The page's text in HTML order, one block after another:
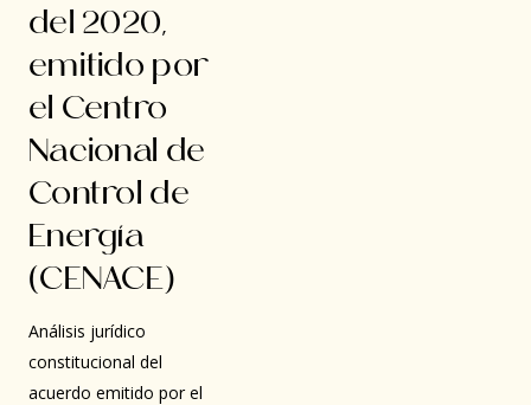
del 2020,
emitido por
el Centro
Nacional de
Control de
Energía
(CENACE)
Análisis jurídico
constitucional del
acuerdo emitido por el